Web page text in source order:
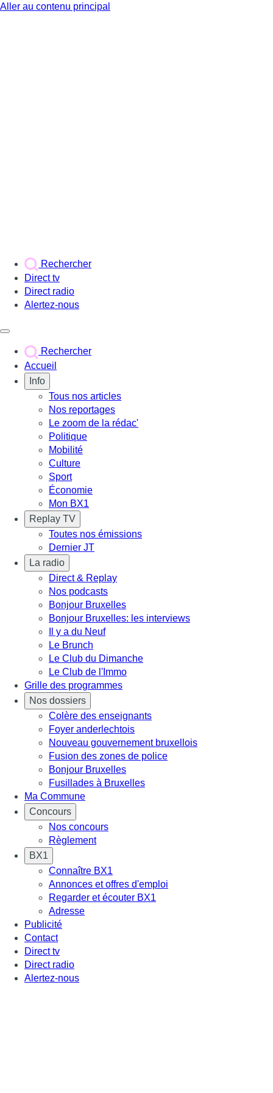
Aller au contenu principal
Rechercher
Direct tv
Direct radio
Alertez-nous
Rechercher
Accueil
Info
Tous nos articles
Nos reportages
Le zoom de la rédac'
Politique
Mobilité
Culture
Sport
Économie
Mon BX1
Replay TV
Toutes nos émissions
Dernier JT
La radio
Direct & Replay
Nos podcasts
Bonjour Bruxelles
Bonjour Bruxelles: les interviews
Il y a du Neuf
Le Brunch
Le Club du Dimanche
Le Club de l'Immo
Grille des programmes
Nos dossiers
Colère des enseignants
Foyer anderlechtois
Nouveau gouvernement bruxellois
Fusion des zones de police
Bonjour Bruxelles
Fusillades à Bruxelles
Ma Commune
Concours
Nos concours
Règlement
BX1
Connaître BX1
Annonces et offres d'emploi
Regarder et écouter BX1
Adresse
Publicité
Contact
Direct tv
Direct radio
Alertez-nous